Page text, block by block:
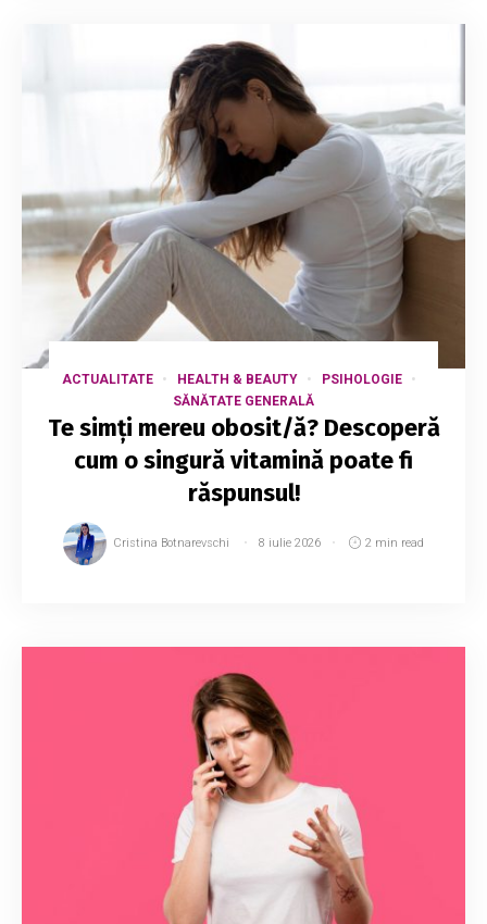
ACTUALITATE HEALTH & BEAUTY
PSIHOLOGIE
SĂNĂTATE GENERALĂ
Te simți mereu obosit/ă? Descoperă
cum o singură vitamină poate fi
răspunsul!
Cristina Botnarevschi 8 iulie 2026 2 min read